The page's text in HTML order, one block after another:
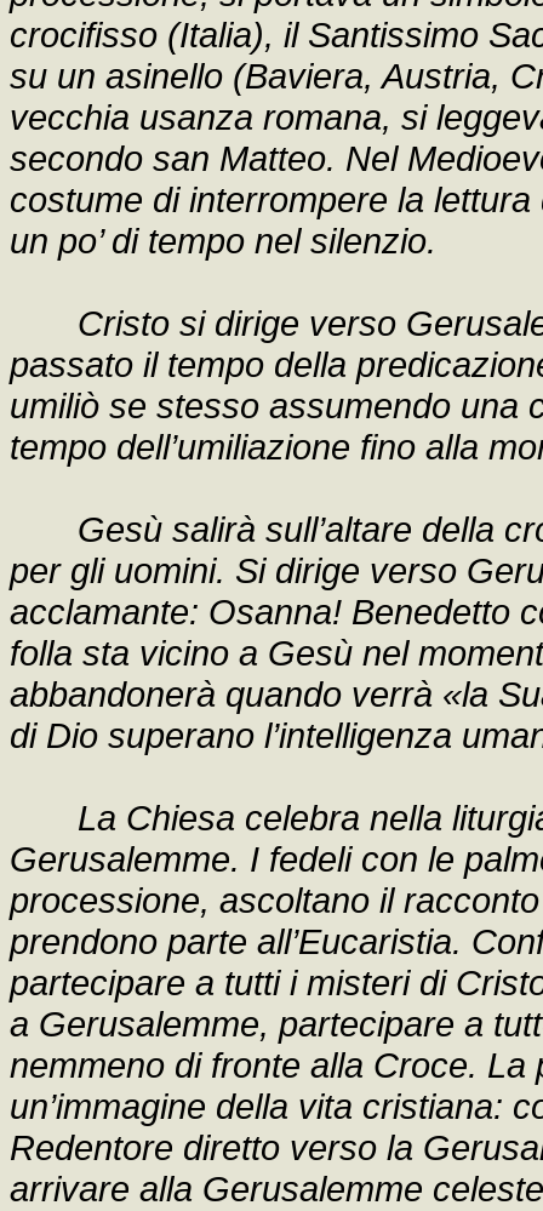
crocifisso (Italia), il Santissimo
su un asinello (Baviera, Austria,
vecchia usanza romana, si
secondo san Matteo. Nel
costume di interrompere la
un po’ di tempo nel silenzio.
Cristo si dirige verso
passato il tempo della
umiliò se stesso assumendo una
tempo dell’umiliazione fino alla
Gesù salirà sull’altare della
per gli uomini. Si dirige verso
acclamante: Osanna! Benedetto
folla sta vicino a Gesù nel
abbandonerà quando verrà «la
di Dio superano l’intelligenza
La Chiesa celebra nella
Gerusalemme. I fedeli con le
processione, ascoltano il
prendono parte all’Eucaristia.
partecipare a tutti i misteri di
a Gerusalemme, partecipare a
nemmeno di fronte alla Croce.
un’immagine della vita cristiana:
Redentore diretto verso la
arrivare alla Gerusalemme